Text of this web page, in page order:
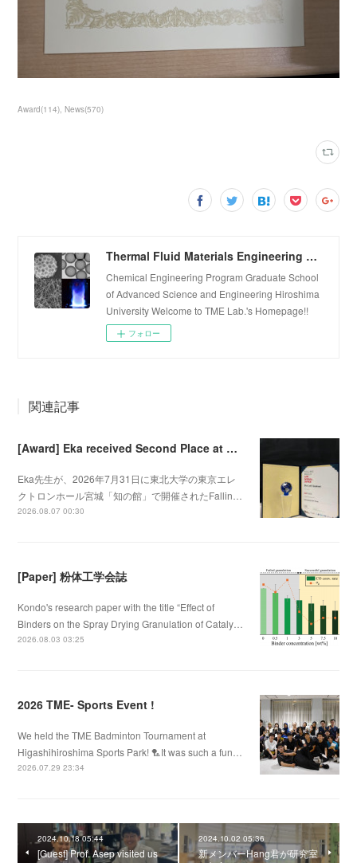
Award(114) News(570)
Thermal Fluid Materials Engineering Laboratory
Chemical Engineering Program Graduate School
of Advanced Science and Engineering Hiroshima
University Welcome to TME Lab.'s Homepage!!
フォロー
関連記事
[Award] Eka received Second Place at Falling Walls Lab Sendai 2026
Eka先生が、2026年7月31日に東北大学の東京エレ
クトロンホール宮城「知の館」で開催されたFallin…
2026.08.07 00:30
[Paper] 粉体工学会誌
Kondo's research paper with the title “Effect of
Binders on the Spray Drying Granulation of Cataly…
2026.08.03 03:25
2026 TME- Sports Event !
We held the TME Badminton Tournament at
Higashihiroshima Sports Park! 🏸It was such a fun…
2026.07.29 23:34
2024.10.18 05:44
[Guest] Prof. Asep visited us
2024.10.02 05:36
新メンバーHang君が研究室